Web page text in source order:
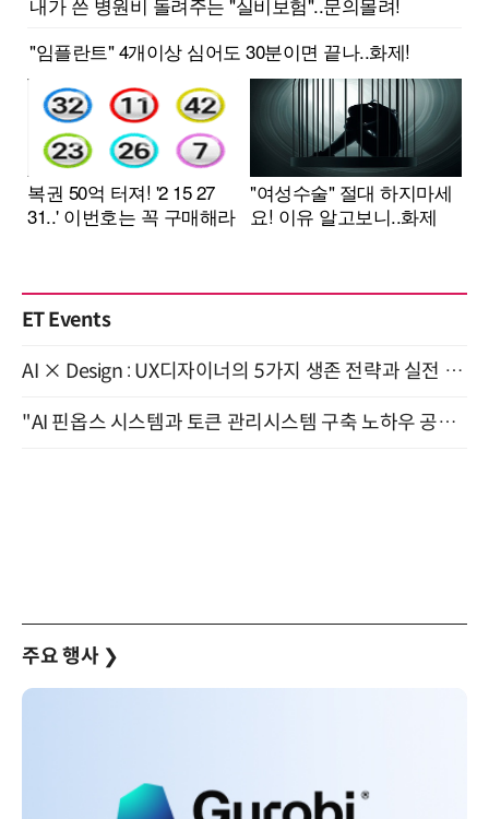
ET Events
AI × Design : UX디자이너의 5가지 생존 전략과 실전 대응 8월 28일 개최
"AI 핀옵스 시스템과 토큰 관리시스템 구축 노하우 공개" 잠실 한국광고문화회관 2층 대회의실 (8/21)
주요 행사 ❯